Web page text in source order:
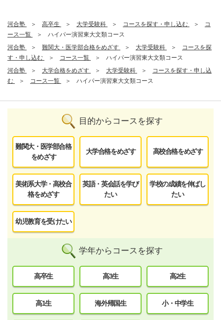
河合塾 高卒生 大学受験科 コースを探す・申し込む
コ
ース一覧
ハイパー演習東大文類コース
河合塾
難関大・医学部合格をめざす 大学受験科
コースを探
す・申し込む
コース一覧
ハイパー演習東大文類コース
河合塾
大学合格をめざす 大学受験科
コースを探す・申し込
む
コース一覧 ハイパー演習東大文類コース
目的からコースを探す
難関大・医学部合格
をめざす
大学合格をめざす 高校合格をめざす
美術系大学・高校合
格をめざす
英語・英会話を学び
たい
学校の成績を伸ばし
たい
幼児教育を受けたい
学年からコースを探す
高卒生 高3生 高2生
高1生 海外帰国生 小・中学生